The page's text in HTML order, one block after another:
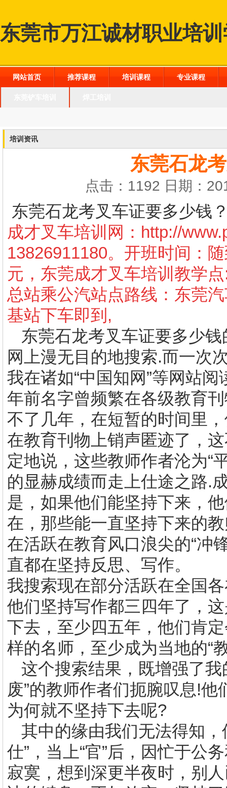
东莞市万江诚材职业培
网站首页 推荐课程 培训课程 专业课程
培训资讯
东莞石龙
点击：1192 日期：
东莞石龙考叉车证要多少钱
成才叉车培训网： http://
13826911180。开班时间：
元，东莞成才叉车培训教学点
总站乘公汽站点路线：东莞
基站下车即到 ,
东莞石龙考叉车证要多少钱
网上漫无目的地搜索.而一次
我在诸如“中国知网”等网站
年前名字曾频繁在各级教育
不了几年，在短暂的时间里
在教育刊物上销声匿迹了，
定地说，这些教师作者沦为“
的显赫成绩而走上仕途之路.
是，如果他们能坚持下来，
在，那些能一直坚持下来的
在活跃在教育风口浪尖的“冲
直都在坚持反思、写作。
我搜索现在部分活跃在全国
他们坚持写作都三四年了，
下去，至少四五年，他们肯
样的名师，至少成为当地的“
这个搜索结果，既增强了
废”的教师作者们扼腕叹息!他
为何就不坚持下去呢?
其中的缘由我们无法得知
仕”，当上“官”后，因忙于公
寂寞，想到深更半夜时，别